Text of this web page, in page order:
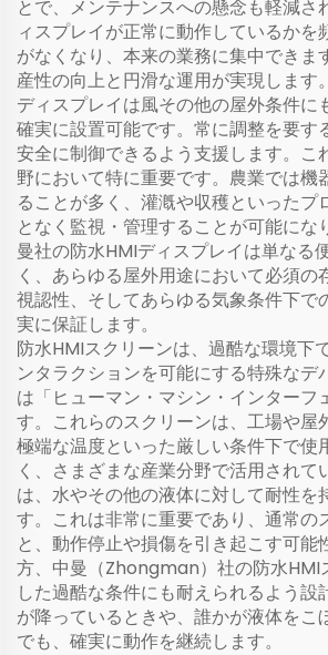
とで、メンテナンスへの懸念も軽減さ
ィスプレイが正常に動作しているかを
がなくなり、本来の業務に集中できま
産性の向上と円滑な運用が実現します
ディスプレイは風その他の屋外条件に
確実に設置可能です。常に調整を要す
安全に制御できるよう支援します。こ
野において特に重要です。農業では機
ることが多く、灌漑や収穫といったプ
となく監視・管理することが可能にな
曼社の防水HMIディスプレイは単なる
く、あらゆる屋外用途において必須の
視認性、そしてあらゆる気象条件下で
実に保証します。
防水HMIスクリーンは、過酷な環境下
ンタラクションを可能にする特殊なデ
は「ヒューマン・マシン・インターフ
す。これらのスクリーンは、工場や屋
極端な温度といった厳しい条件下で使
く、さまざまな産業分野で活用されて
は、水やその他の液体に対して耐性を
す。これは非常に重要であり、通常の
と、動作停止や損傷を引き起こす可能
方、中曼（Zhongman）社の防水HMI
した過酷な条件にも耐えられるよう設
が降っているときや、誰かが液体をこ
でも、確実に動作を継続します。